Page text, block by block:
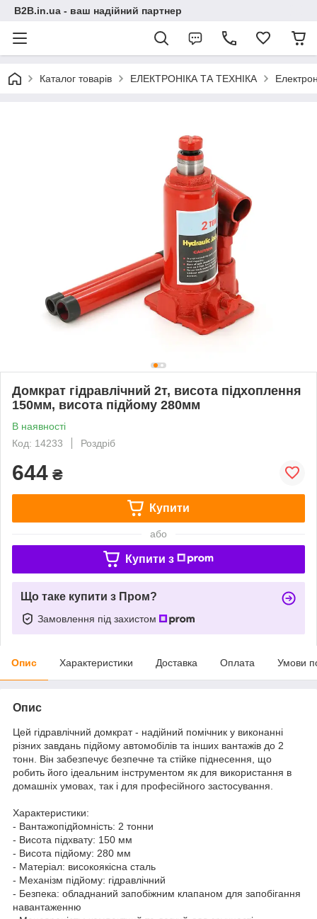
B2B.in.ua - ваш надійний партнер
Каталог товарів ЕЛЕКТРОНІКА ТА ТЕХНІКА
Домкрат гідравлічний 2т, висота підхоплення
150мм, висота підйому 280мм
В наявності
Код: 14233
Роздріб
644 ₴
Купити
або
Купити з
Що таке купити з Пром?
Замовлення під захистом
Опис Характеристики Доставка Оплата Умови
Опис
Цей гідравлічний домкрат - надійний помічник у виконанні
різних завдань підйому автомобілів та інших вантажів до 2
тонн. Він забезпечує безпечне та стійке піднесення, що
робить його ідеальним інструментом як для використання в
домашніх умовах, так і для професійного застосування.
Характеристики:
- Вантажопідйомність: 2 тонни
- Висота підхвату: 150 мм
- Висота підйому: 280 мм
- Матеріал: високоякісна сталь
- Механізм підйому: гідравлічний
- Безпека: обладнаний запобіжним клапаном для запобігання
навантаженню